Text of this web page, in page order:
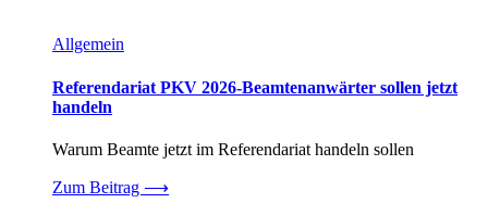
Allgemein
Referendariat PKV 2026-Beamtenanwärter sollen jetzt
handeln
Warum Beamte jetzt im Referendariat handeln sollen
Zum Beitrag ⟶